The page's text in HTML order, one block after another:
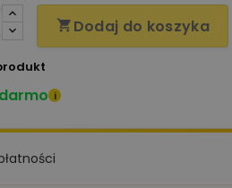
 Dodaj do koszyka
i